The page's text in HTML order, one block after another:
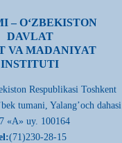
– О‘ZBEKISTON
DAVLAT
VA MADANIYAT
INSTITUTI
Respublikasi Toshkent
tumani, Yalang’och dahasi
«A» uy. 100164
(71)230-28-15